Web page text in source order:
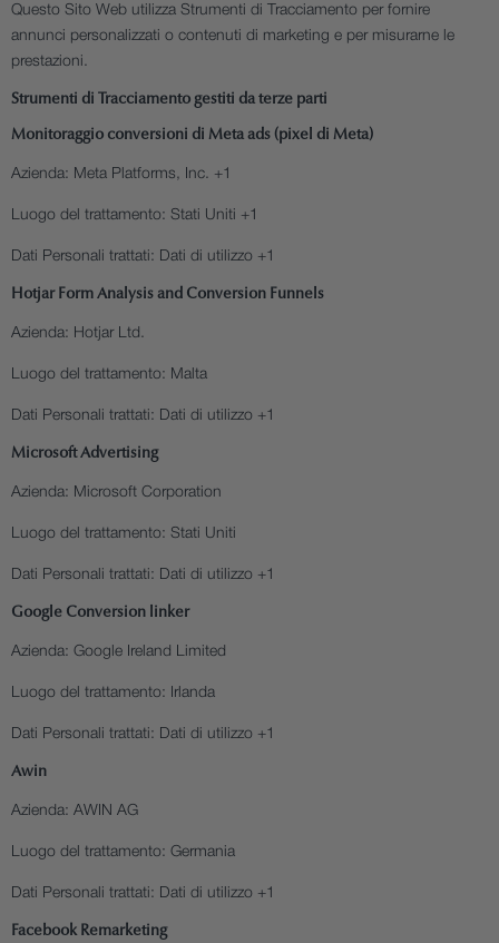
Questo Sito Web utilizza Strumenti di Tracciamento per fornire
annunci personalizzati o contenuti di marketing e per misurarne le
prestazioni.
Strumenti di Tracciamento gestiti da terze parti
Monitoraggio conversioni di Meta ads (pixel di Meta)
Azienda: Meta Platforms, Inc. +1
Luogo del trattamento: Stati Uniti +1
Dati Personali trattati: Dati di utilizzo +1
Hotjar Form Analysis and Conversion Funnels
Azienda: Hotjar Ltd.
Luogo del trattamento: Malta
Dati Personali trattati: Dati di utilizzo +1
Microsoft Advertising
Azienda: Microsoft Corporation
Luogo del trattamento: Stati Uniti
Dati Personali trattati: Dati di utilizzo +1
Google Conversion linker
Azienda: Google Ireland Limited
Luogo del trattamento: Irlanda
Dati Personali trattati: Dati di utilizzo +1
Awin
Azienda: AWIN AG
Luogo del trattamento: Germania
Dati Personali trattati: Dati di utilizzo +1
Facebook Remarketing